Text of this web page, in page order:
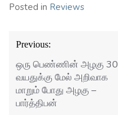
Posted in Reviews
Post
navigation
Previous:
ஒரு பெண்ணின் அழகு 30
வயதுக்கு மேல் அறிவாக
மாறும் போது அழகு –
பார்த்திபன்